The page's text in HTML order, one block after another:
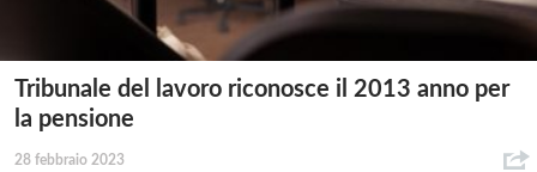
Tribunale del lavoro riconosce il 2013 anno per
la pensione
28 febbraio 2023